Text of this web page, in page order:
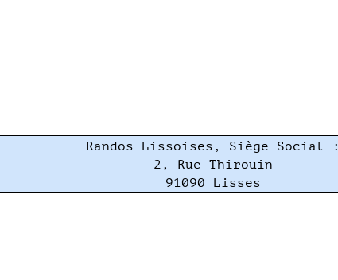
Randos Lissoises, Siège Social :
2, Rue Thirouin
91090 Lisses